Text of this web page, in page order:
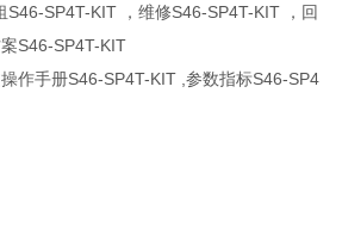
S46-SP4T-KIT ，维修S46-SP4T-KIT ，回
S46-SP4T-KIT
作手册S46-SP4T-KIT ,参数指标S46-SP4